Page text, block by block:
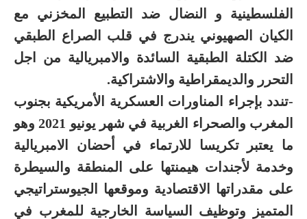
الفلسطينية و النضال ضد التطبيع المخزني مع
الكيان الصهيوني يندرج في قلب الصراع الطبقي
ضد الكتلة الطبقية السائدة والامبريالية من اجل
التحرر والديمقراطية والاشتراكية.
-تندد بإجراء المناورات العسكرية الأمريكية بجنوب
المغرب والصحراء الغربية في شهر يونيو 2021 وهو
ما يعتبر تكريسا للارتماء في أحضان الامبريالية
وخدمة لأجندات هيمنتها على المنطقة والسيطرة
على مقدراتها الاقتصادية وموقعها الجيوستراتيجي
المتميز وتوظيف السياسة الخارجية للمغرب في